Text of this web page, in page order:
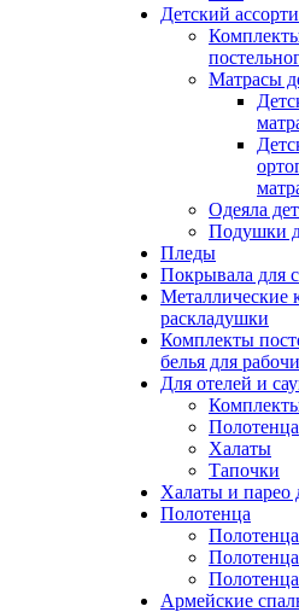
Детский
Матрасы
Одеяла
Подушки
Пледы
Покрывала для
Металлические
раскладушки
Комплекты
белья для
Для отелей и
Полотенца
Халаты
Тапочки
Халаты и парео
Полотенца
Армейские